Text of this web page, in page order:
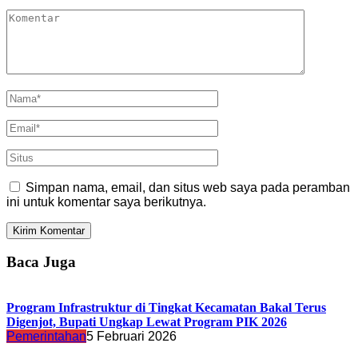
Simpan nama, email, dan situs web saya pada peramban
ini untuk komentar saya berikutnya.
Baca Juga
Program Infrastruktur di Tingkat Kecamatan Bakal Terus
Digenjot, Bupati Ungkap Lewat Program PIK 2026
Pemerintahan5 Februari 2026